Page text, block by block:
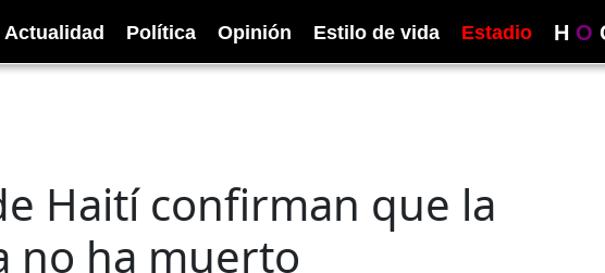
Actualidad Política Opinión Estilo de vida Estadio H O
Haití confirman que la
no ha muerto